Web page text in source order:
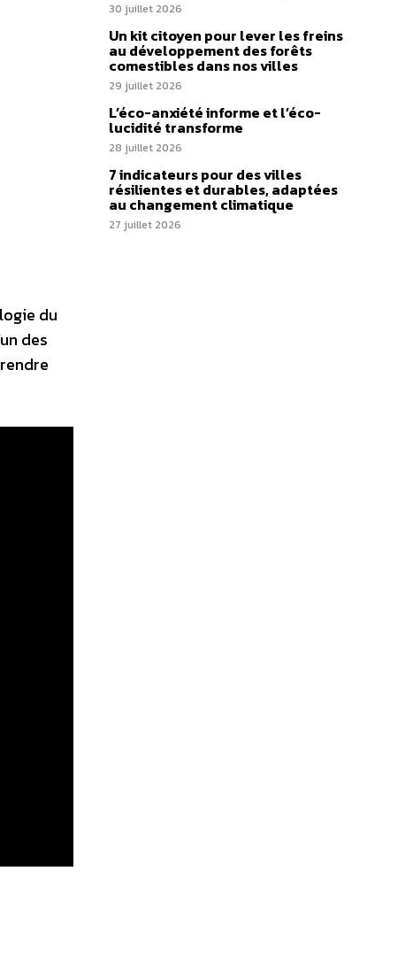
du
des
30 juillet 2026
Un kit citoyen pour lever les freins
au développement des forêts
comestibles dans nos villes
29 juillet 2026
L’éco-anxiété informe et l’éco-
lucidité transforme
28 juillet 2026
7 indicateurs pour des villes
résilientes et durables, adaptées
au changement climatique
27 juillet 2026